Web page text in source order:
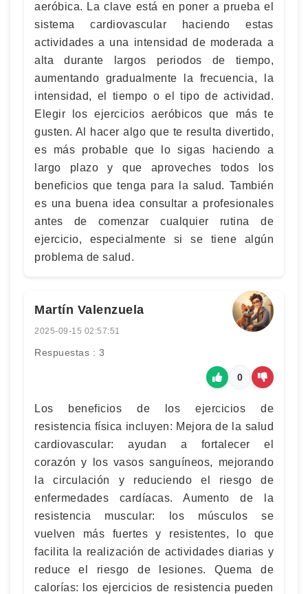
aeróbica. La clave está en poner a prueba el
sistema cardiovascular haciendo estas
actividades a una intensidad de moderada a
alta durante largos periodos de tiempo,
aumentando gradualmente la frecuencia, la
intensidad, el tiempo o el tipo de actividad.
Elegir los ejercicios aeróbicos que más te
gusten. Al hacer algo que te resulta divertido,
es más probable que lo sigas haciendo a
largo plazo y que aproveches todos los
beneficios que tenga para la salud. También
es una buena idea consultar a profesionales
antes de comenzar cualquier rutina de
ejercicio, especialmente si se tiene algún
problema de salud.
Martín Valenzuela
2025-09-15 02:57:51
Respuestas : 3
0
Los beneficios de los ejercicios de
resistencia física incluyen: Mejora de la salud
cardiovascular: ayudan a fortalecer el
corazón y los vasos sanguíneos, mejorando
la circulación y reduciendo el riesgo de
enfermedades cardíacas. Aumento de la
resistencia muscular: los músculos se
vuelven más fuertes y resistentes, lo que
facilita la realización de actividades diarias y
reduce el riesgo de lesiones. Quema de
calorías: los ejercicios de resistencia pueden